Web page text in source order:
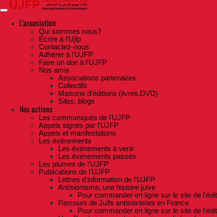
Skip
to
contentL'association
Qui sommes nous?
Ecrire à l’Ujfp
Contactez-nous
Adhérer à l’UJFP
Faire un don à l’UJFP
Nos amis
Associations partenaires
Collectifs
Maisons d’éditions (livres,DVD)
Sites, blogs
Nos actions
Les communiqués de l'UJFP
Appels signés par l'UJFP
Appels et manifestations
Les événements
Les événements à venir
Les événements passés
Les plumes de l'UJFP
Publications de l'UJFP
Lettres d'information de l'UJFP
Antisionisme, une histoire juive
Pour commander en ligne sur le site de
Parcours de Juifs antisionistes en France
Pour commander en ligne sur le site de